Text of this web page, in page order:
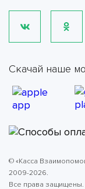
Скачай наше
© «Касса
2009-2026.
Все права защищены.